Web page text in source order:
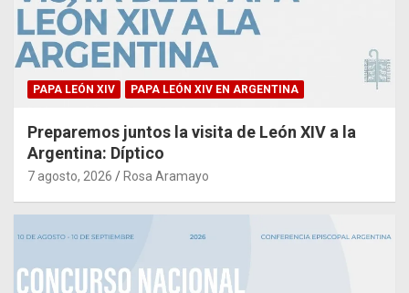
PAPA LEÓN XIV PAPA LEÓN XIV EN ARGENTINA
Preparemos juntos la visita de León XIV a la
Argentina: Díptico
7 agosto, 2026 Rosa Aramayo